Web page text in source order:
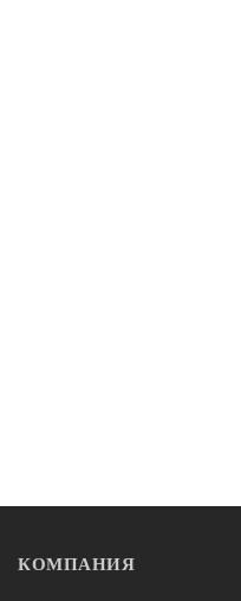
КОМПАНИЯ